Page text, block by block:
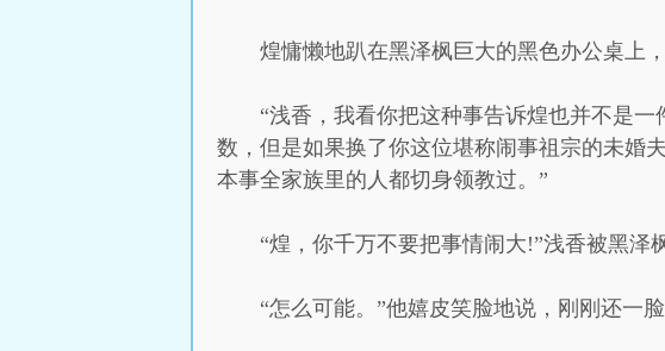
煌慵懒地趴在黑泽枫巨大的黑色办公桌上
“浅香，我看你把这种事告诉煌也并不是
数，但是如果换了你这位堪称闹事祖宗的未
本事全家族里的人都切身领教过。”
“煌，你千万不要把事情闹大!”浅香被黑泽
“怎么可能。”他嬉皮笑脸地说，刚刚还一